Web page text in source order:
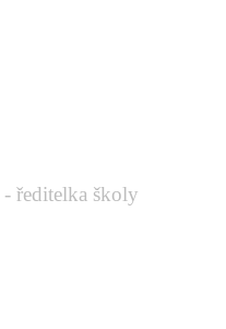
- ředitelka školy